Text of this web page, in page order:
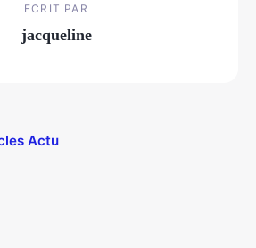
ECRIT PAR
jacqueline
Actu